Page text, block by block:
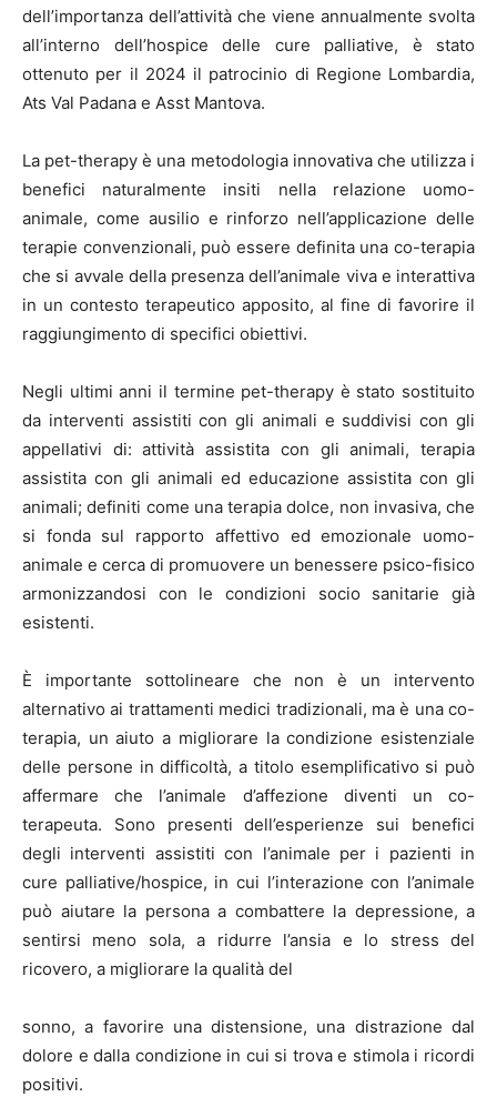
dell’importanza dell’attività che viene annualmente svolta
all’interno dell’hospice delle cure palliative, è stato
ottenuto per il 2024 il patrocinio di Regione Lombardia,
Ats Val Padana e Asst Mantova.
La pet-therapy è una metodologia innovativa che utilizza i
benefici naturalmente insiti nella relazione uomo-
animale, come ausilio e rinforzo nell’applicazione delle
terapie convenzionali, può essere definita una co-terapia
che si avvale della presenza dell’animale viva e interattiva
in un contesto terapeutico apposito, al fine di favorire il
raggiungimento di specifici obiettivi.
Negli ultimi anni il termine pet-therapy è stato sostituito
da interventi assistiti con gli animali e suddivisi con gli
appellativi di: attività assistita con gli animali, terapia
assistita con gli animali ed educazione assistita con gli
animali; definiti come una terapia dolce, non invasiva, che
si fonda sul rapporto affettivo ed emozionale uomo-
animale e cerca di promuovere un benessere psico-fisico
armonizzandosi con le condizioni socio sanitarie già
esistenti.
È importante sottolineare che non è un intervento
alternativo ai trattamenti medici tradizionali, ma è una co-
terapia, un aiuto a migliorare la condizione esistenziale
delle persone in difficoltà, a titolo esemplificativo si può
affermare che l’animale d’affezione diventi un co-
terapeuta. Sono presenti dell’esperienze sui benefici
degli interventi assistiti con l’animale per i pazienti in
cure palliative/hospice, in cui l’interazione con l’animale
può aiutare la persona a combattere la depressione, a
sentirsi meno sola, a ridurre l’ansia e lo stress del
ricovero, a migliorare la qualità del
sonno, a favorire una distensione, una distrazione dal
dolore e dalla condizione in cui si trova e stimola i ricordi
positivi.